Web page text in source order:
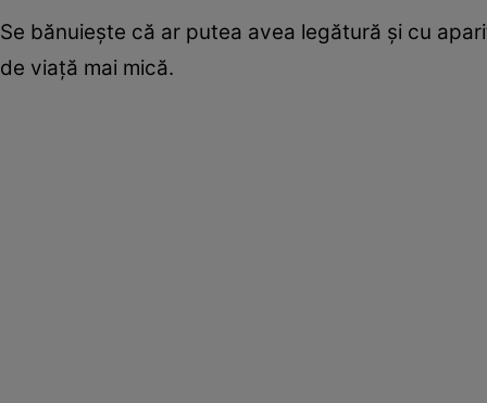
Se bănuieşte că ar putea avea legătură şi cu
de viaţă mai mică.